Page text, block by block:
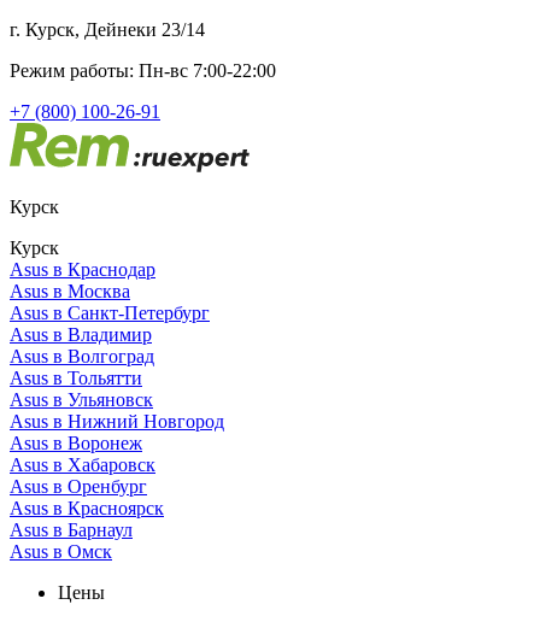
г. Курск, Дейнеки 23/14
Режим работы: Пн-вс 7:00-22:00
+7 (800) 100-26-91
Курск
Курск
Asus в Краснодар
Asus в Москва
Asus в Санкт-Петербург
Asus в Владимир
Asus в Волгоград
Asus в Тольятти
Asus в Ульяновск
Asus в Нижний Новгород
Asus в Воронеж
Asus в Хабаровск
Asus в Оренбург
Asus в Красноярск
Asus в Барнаул
Asus в Омск
Цены